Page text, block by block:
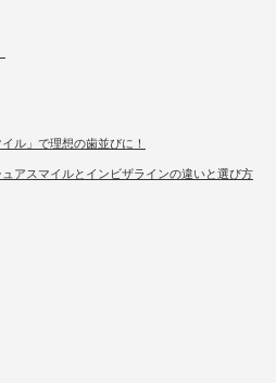
ル」で理想の歯並びに！
アスマイルとインビザラインの違いと選び方